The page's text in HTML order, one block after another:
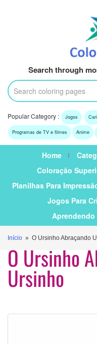
Search through
Popular Category : Jogos
Programas de TV e filmes Anime
Home
Coloração
Planilhas Para
Jogos Para
Aprendendo
Início » O Ursinho Abraçando
O Ursinho
Ursinho